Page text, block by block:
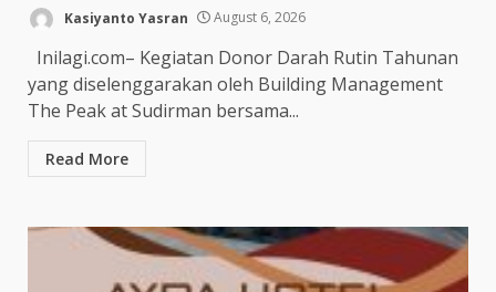
Kasiyanto Yasran August 6, 2026
Inilagi.com– Kegiatan Donor Darah Rutin Tahunan
yang diselenggarakan oleh Building Management
The Peak at Sudirman bersama...
Read More